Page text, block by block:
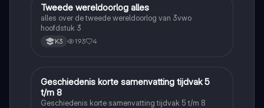
Geschiedenis
Tweede wereldoorlog alles
alles over de tweede wereldoorlog van 3vwo
hoofdstuk 3
K3 193 4
Geschiedenis
Geschiedenis korte samenvatting tijdvak 5
t/m 8
Geschiedenis korte samenvatting tijdvak 5 t/m 8